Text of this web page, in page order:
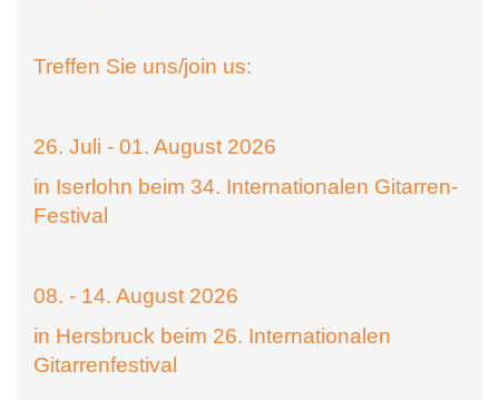
Treffen Sie uns/join us:
26. Juli - 01. August 2026
in Iserlohn beim 34. Internationalen Gitarren-
Festival
08. - 14. August 2026
in Hersbruck beim 26. Internationalen
Gitarrenfestival